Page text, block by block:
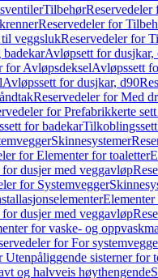
Tilbehør
Reservedeler for
veggslukReservedeler for
Avløpsett for dusjkar,
for AvløpsdekselAvløpssett
Avløpssett for dusjkar, d90
Reservedeler for Med
for Prefabrikkerte
for badekarTilkoblingssett
Skinnesystemer
for Elementer for toaletter
dusjer med veggavløp
for Systemvegger
dusjer med veggavløp
for vaske- og
for For
Utenpåliggende sisterner for
og halvveis høythengende